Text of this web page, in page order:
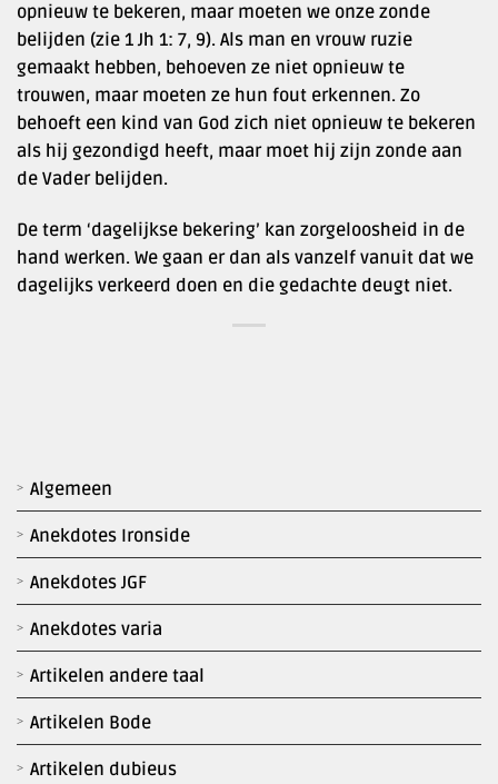
Algemeen
Anekdotes Ironside
Anekdotes JGF
Anekdotes varia
Artikelen andere taal
Artikelen Bode
Artikelen dubieus
opnieuw te bekeren, maar moeten we onze zonde
belijden (zie 1 Jh 1: 7, 9). Als man en vrouw ruzie
gemaakt hebben, behoeven ze niet opnieuw te
trouwen, maar moeten ze hun fout erkennen. Zo
behoeft een kind van God zich niet opnieuw te bekeren
als hij gezondigd heeft, maar moet hij zijn zonde aan
de Vader belijden.
De term ‘dagelijkse bekering’ kan zorgeloosheid in de
hand werken. We gaan er dan als vanzelf vanuit dat we
dagelijks verkeerd doen en die gedachte deugt niet.